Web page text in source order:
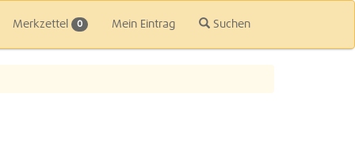
Merkzettel 0 Mein Eintrag Suchen